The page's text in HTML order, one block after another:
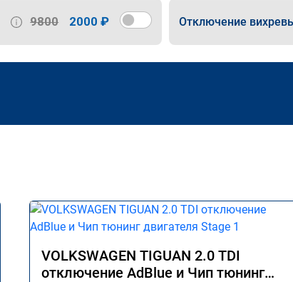
9800 2000 ₽ Отключение
VOLKSWAGEN TIGUAN 2.0 TDI
отключение AdBlue и Чип тюнинг